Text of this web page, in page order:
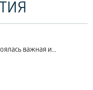
важная и...